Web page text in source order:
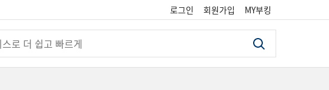
로그인 회원가입 MY부킹
검색